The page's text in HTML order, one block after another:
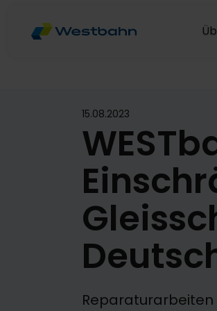
15.08.2023